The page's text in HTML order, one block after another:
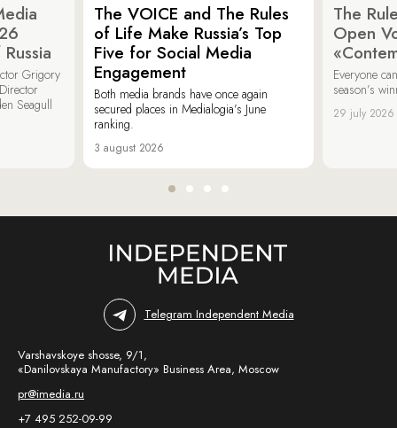
Grigory
Seagull
The VOICE and The Rules
of Life Make Russia’s Top
Five for Social Media
Engagement
Both media brands have once again
secured places in Medialogia’s June
ranking.
3 august 2026
The
Open
Everyone
season’s
29 july 2026
Telegram Independent Media
Varshavskoye shosse, 9/1,
«Danilovskaya Manufactory» Business Area, Moscow
pr@imedia.ru
+7 495 252-09-99